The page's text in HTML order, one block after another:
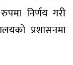
निर्णय गरी
प्रशासनमा